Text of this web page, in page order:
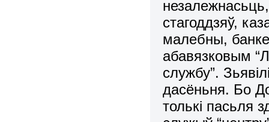
стагоддзяў,
малебны,
абавязковым
службу”.
дасёньня. Бо
толькі пасьля